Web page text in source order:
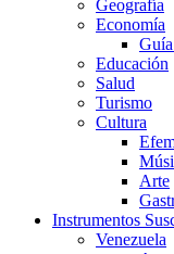
Geografía
Economía
Educación
Salud
Turismo
Cultura
Arte
Instrumentos
Venezuela